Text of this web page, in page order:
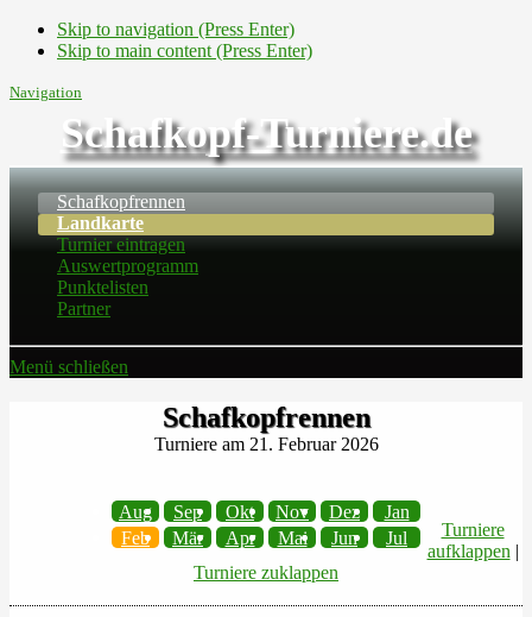
Skip to navigation (Press Enter)
Skip to main content (Press Enter)
Navigation
Schafkopf-Turniere.de
Schafkopfrennen
Landkarte
Turnier eintragen
Auswertprogramm
Punktelisten
Partner
Menü schließen
Schafkopfrennen
Turniere am 21. Februar 2026
Aug Sep Okt Nov Dez
Jan
Feb
Mär Apr Mai Jun Jul
Turniere
aufklappen |
Turniere zuklappen